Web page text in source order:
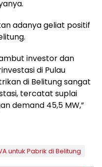
adanya geliat positif
investor dan
di Pulau
di Belitung sangat
tercatat suplai
demand 45,5 MW,”
untuk Pabrik di Belitung